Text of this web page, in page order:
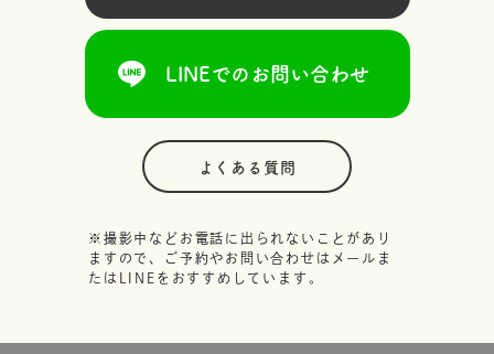
LINEでのお問い合わせ
よくある質問
※撮影中などお電話に出られないことがあり
ますので、ご予約やお問い合わせはメールま
たはLINEをおすすめしています。